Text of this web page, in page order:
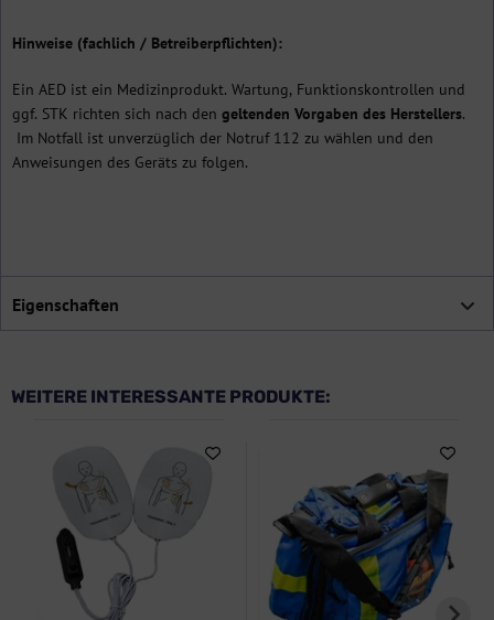
Hinweise (fachlich / Betreiberpflichten):
Ein AED ist ein Medizinprodukt. Wartung, Funktionskontrollen und
ggf. STK richten sich nach den geltenden Vorgaben des Herstellers.
Im Notfall ist unverzüglich der Notruf 112 zu wählen und den
Anweisungen des Geräts zu folgen.
Eigenschaften
WEITERE INTERESSANTE PRODUKTE: